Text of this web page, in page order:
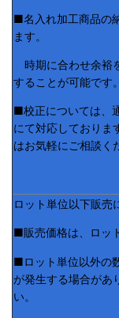
■名入れ加工商品の
ます。
時期に合わせ余裕
することが可能です。
■校正については、
にて対応しておりま
はお気軽にご相談く
ロット単位以下販売
■販売価格は、ロッ
■ロット単位以外の
が発生する場合があ
い。